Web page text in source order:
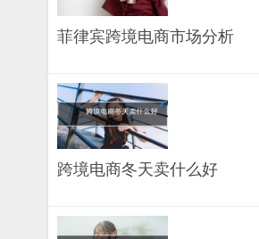
菲律宾跨境电商市场分析
跨境电商冬天卖什么好